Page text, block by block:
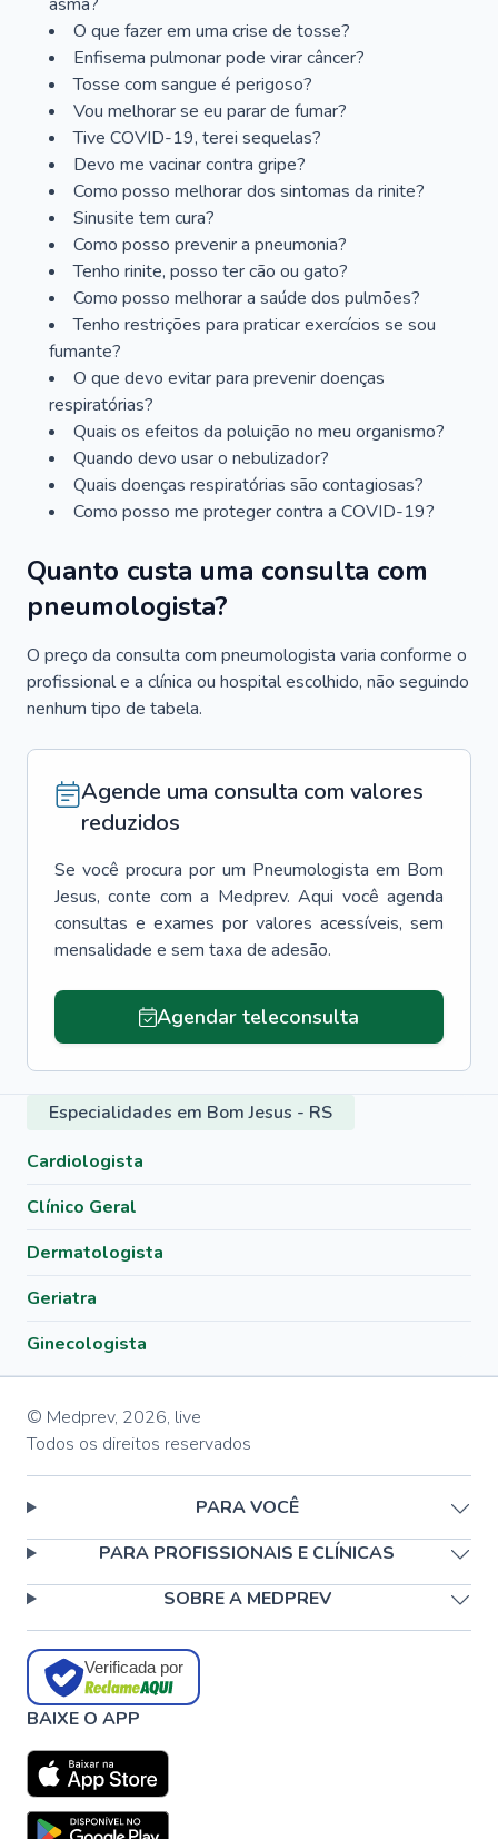
O que fazer em uma crise de tosse?
Enfisema pulmonar pode virar câncer?
Tosse com sangue é perigoso?
Vou melhorar se eu parar de fumar?
Tive COVID-19, terei sequelas?
Devo me vacinar contra gripe?
Como posso melhorar dos sintomas da rinite?
Sinusite tem cura?
Como posso prevenir a pneumonia?
Tenho rinite, posso ter cão ou gato?
Como posso melhorar a saúde dos pulmões?
Tenho restrições para praticar exercícios se sou
fumante?
O que devo evitar para prevenir doenças
respiratórias?
Quais os efeitos da poluição no meu organismo?
Quando devo usar o nebulizador?
Quais doenças respiratórias são contagiosas?
Como posso me proteger contra a COVID-19?
Quanto custa uma consulta com
pneumologista?
O preço da consulta com pneumologista varia conforme o
profissional e a clínica ou hospital escolhido, não seguindo
nenhum tipo de tabela.
Agende uma consulta com valores
reduzidos
Se você procura por um Pneumologista em Bom
Jesus, conte com a Medprev. Aqui você agenda
consultas e exames por valores acessíveis, sem
mensalidade e sem taxa de adesão.
Agendar teleconsulta
Especialidades em Bom Jesus - RS
Cardiologista
Clínico Geral
Dermatologista
Geriatra
Ginecologista
© Medprev, 2026, live
Todos os direitos reservados
PARA VOCÊ
PARA PROFISSIONAIS E CLÍNICAS
SOBRE A MEDPREV
Verificada por
BAIXE O APP